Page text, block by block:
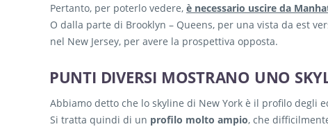
Pertanto, per poterlo vedere, è necessario uscire da
O dalla parte di Brooklyn – Queens, per una vista da est
nel New Jersey, per avere la prospettiva opposta.
PUNTI DIVERSI MOSTRANO UNO
Abbiamo detto che lo skyline di New York è il profilo degli
Si tratta quindi di un profilo molto ampio, che